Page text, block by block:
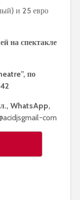
и 25 евро
на спектакле
по
WhatsApp,
com